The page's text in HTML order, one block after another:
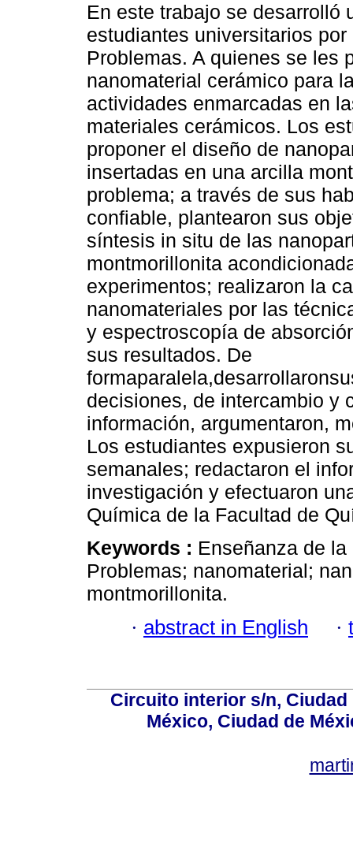
En este trabajo se desarrolló
estudiantes universitarios
Problemas. A quienes se les
nanomaterial cerámico para
actividades enmarcadas en
materiales cerámicos. Los
proponer el diseño de
insertadas en una arcilla
problema; a través de sus
confiable, plantearon sus
síntesis in situ de las
montmorillonita
experimentos; realizaron la
nanomateriales por las
y espectroscopía de
sus resultados. De
decisiones, de intercambio y
información, argumentaron,
Los estudiantes expusieron
semanales; redactaron el
investigación y efectuaron
Química de la Facultad de
Keywords : Enseñanza de
Problemas; nanomaterial;
montmorillonita.
· abstract in English ·
Circuito interior s/n, Ciudad
México, Ciudad de